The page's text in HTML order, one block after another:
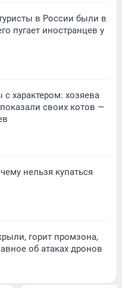
в России были в
пугает иностранцев у
характером: хозяева
своих котов —
нельзя купаться
горит промзона,
об атаках дронов